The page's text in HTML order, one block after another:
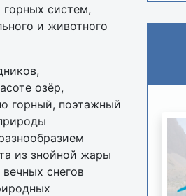
систем,
и животного
озёр,
горный, поэтажный
из знойной жары
снегов